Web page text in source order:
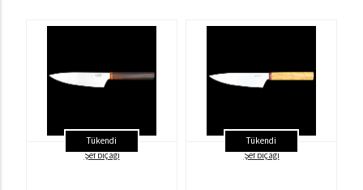
Tükendi
Şef bıçağı
Tükendi
Şef bıçağı